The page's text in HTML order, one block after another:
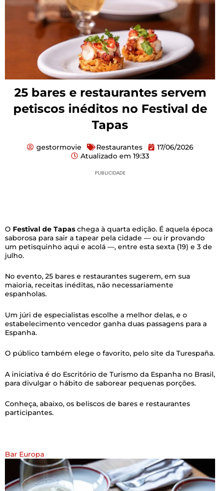
25 bares e restaurantes servem
petiscos inéditos no Festival de
Tapas
gestormovie Restaurantes
17/06/2026
Atualizado em 19:33
PUBLICIDADE
O Festival de Tapas chega à quarta edição. É aquela época
saborosa para sair a tapear pela cidade — ou ir provando
um petisquinho aqui e acolá —, entre esta sexta (19) e 3 de
julho.
No evento, 25 bares e restaurantes sugerem, em sua
maioria, receitas inéditas, não necessariamente
espanholas.
Um júri de especialistas escolhe a melhor delas, e o
estabelecimento vencedor ganha duas passagens para a
Espanha.
O público também elege o favorito, pelo site da Turespaña.
A iniciativa é do Escritório de Turismo da Espanha no Brasil,
para divulgar o hábito de saborear pequenas porções.
Conheça, abaixo, os beliscos de bares e restaurantes
participantes.
Bar Europa